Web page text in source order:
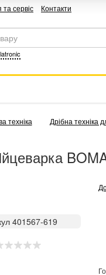
та сервіс Контакти
техніка Дрібна техніка
401567-619